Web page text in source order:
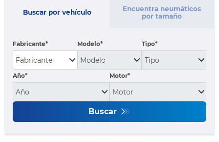
Buscar por vehículo
Encuentra neumáticos
por tamaño
Fabricante Modelo Tipo
Año* Motor*
Buscar